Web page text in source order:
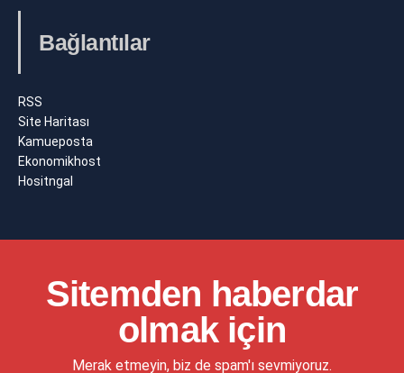
Bağlantılar
RSS
Site Haritası
Kamueposta
Ekonomikhost
Hositngal
Sitemden haberdar
olmak için
Merak etmeyin, biz de spam'ı sevmiyoruz.